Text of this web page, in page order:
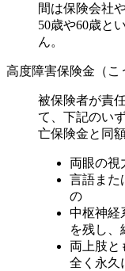
間は保険会社
50歳や60歳と
ん。
高度障害保険金（こ
被保険者が責
て、下記のい
亡保険金と同
両眼の視
言語また
の
中枢神経
を残し、
両上肢と
全く永久